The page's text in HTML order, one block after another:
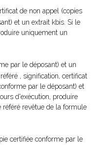
de non appel (copies
et un extrait kbis. Si le
uniquement un
par le déposant) et un
, signification, certificat
par le déposant) et
d'exécution, produire
revêtue de la formule
certifiée conforme par le